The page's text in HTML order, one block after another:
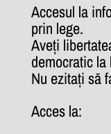
Accesul la
prin lege.
Aveți
democratic
Nu ezitați să
Acces la: